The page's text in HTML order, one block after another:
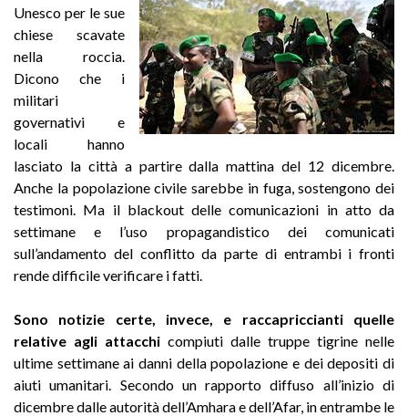
Unesco per le sue
chiese scavate
nella roccia.
Dicono che i
militari
governativi e
locali hanno
lasciato la città a partire dalla mattina del 12 dicembre.
Anche la popolazione civile sarebbe in fuga, sostengono dei
testimoni. Ma il blackout delle comunicazioni in atto da
settimane e l’uso propagandistico dei comunicati
sull’andamento del conflitto da parte di entrambi i fronti
rende difficile verificare i fatti.
Sono notizie certe, invece, e raccapriccianti quelle
relative agli attacchi compiuti dalle truppe tigrine nelle
ultime settimane ai danni della popolazione e dei depositi di
aiuti umanitari. Secondo un rapporto diffuso all’inizio di
dicembre dalle autorità dell’Amhara e dell’Afar, in entrambe le